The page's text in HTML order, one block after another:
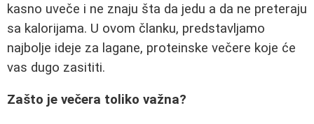
kasno uveče i ne znaju šta da jedu a da ne preteraju
sa kalorijama. U ovom članku, predstavljamo
najbolje ideje za lagane, proteinske večere koje će
vas dugo zasititi.
Zašto je večera toliko važna?